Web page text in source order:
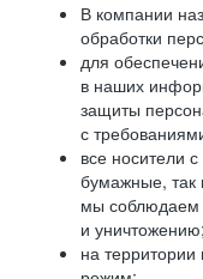
В компании
обработки
для
в наших
защиты
с
все носители
бумажные, так
мы соблюдаем
и уничтожению;
на